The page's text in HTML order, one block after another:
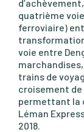
quatrième
ferroviaire)
voie entre
trains de
croisement de
permettant la
Léman
2018.